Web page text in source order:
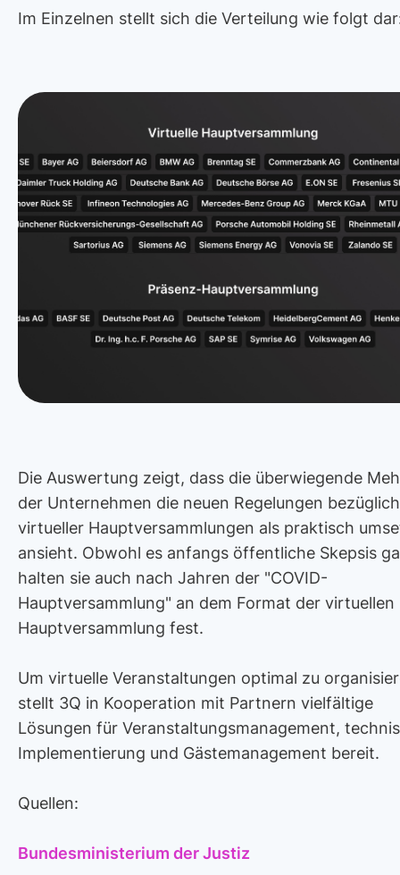
Im Einzelnen stellt sich die Verteilung wie folgt
Die Auswertung zeigt, dass die überwiegende
der Unternehmen die neuen Regelungen bezüglich
virtueller Hauptversammlungen als praktisch
ansieht. Obwohl es anfangs öffentliche Skepsis
halten sie auch nach Jahren der "COVID-
Hauptversammlung" an dem Format der virtuellen
Hauptversammlung fest.
Um virtuelle Veranstaltungen optimal zu
stellt 3Q in Kooperation mit Partnern vielfältige
Lösungen für Veranstaltungsmanagement,
Implementierung und Gästemanagement bereit.
Quellen:
Bundesministerium der Justiz